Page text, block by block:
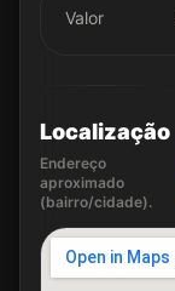
Valor
Localização
Endereço
aproximado
(bairro/cidade).